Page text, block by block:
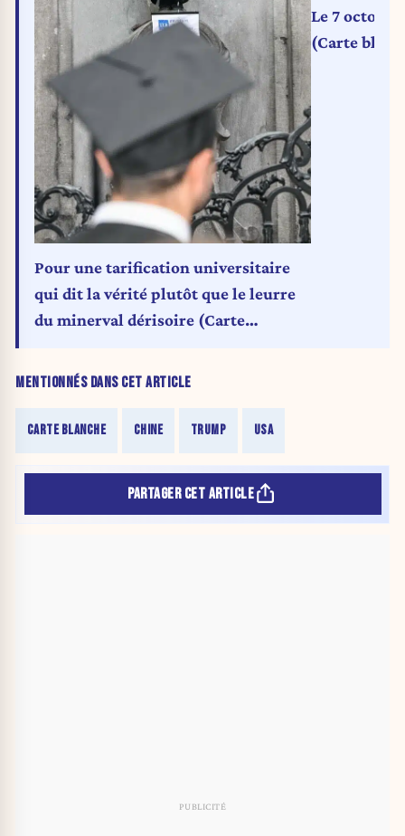
MENTIONNÉS DANS CET ARTICLE
CARTE BLANCHE CHINE TRUMP USA
Pour une tarification universitaire
qui dit la vérité plutôt que le leurre
du minerval dérisoire (Carte
Le 7
(Carte
PARTAGER CET ARTICLE